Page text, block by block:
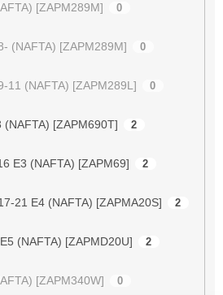
[ZAPM289M] 0
(NAFTA) [ZAPM289M] 0
11 (NAFTA) [ZAPM289L] 0
(NAFTA) [ZAPM690T] 2
E3 (NAFTA) [ZAPM69] 2
21 E4 (NAFTA) [ZAPMA20S] 2
(NAFTA) [ZAPMD20U] 2
[ZAPM340W] 0